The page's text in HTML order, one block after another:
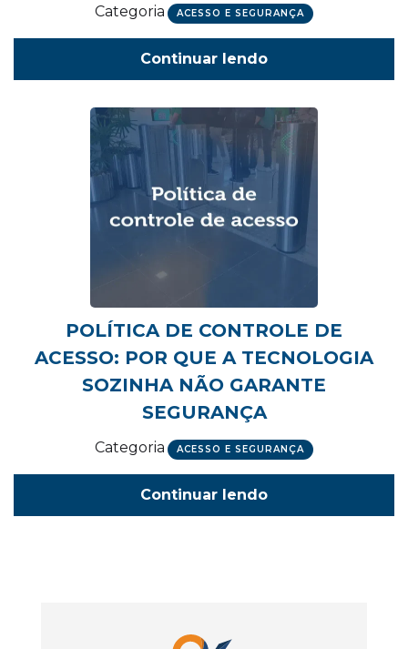
Categoria ACESSO E SEGURANÇA
Continuar lendo
POLÍTICA DE CONTROLE DE
ACESSO: POR QUE A TECNOLOGIA
SOZINHA NÃO GARANTE
SEGURANÇA
Categoria ACESSO E SEGURANÇA
Continuar lendo